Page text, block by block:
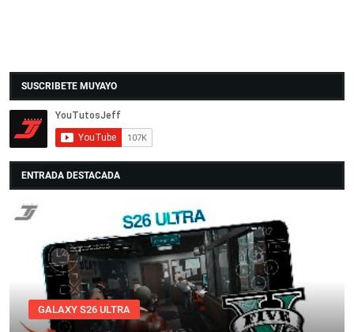
SUSCRIBETE MUYAYO
ENTRADA DESTACADA
GALAXY S26 ULTRA